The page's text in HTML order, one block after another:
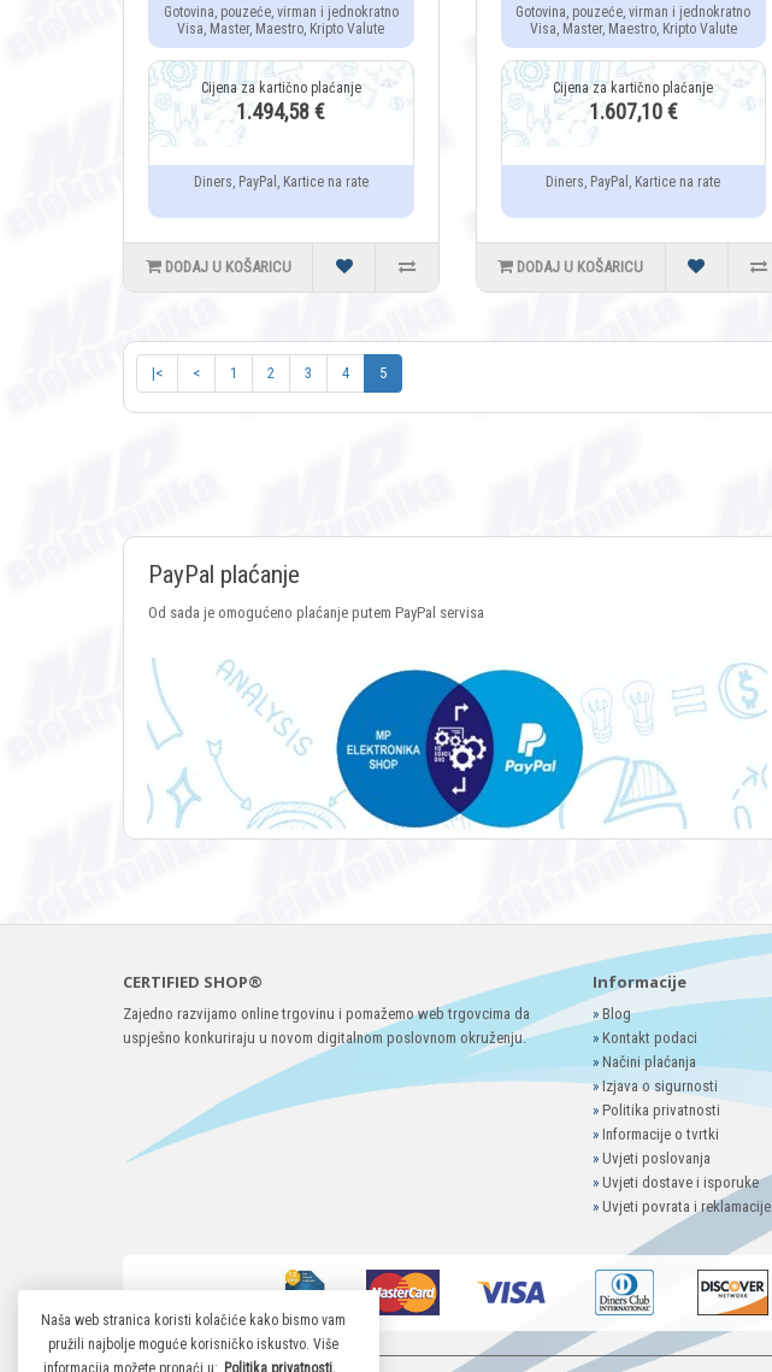
Gotovina, pouzeće, virman i jednokratno
Visa, Master, Maestro, Kripto Valute
1.494,58 €
Diners, PayPal, Kartice na rate
DODAJ U KOŠARICU
Gotovina, pouzeće, virman i jednokratno
Visa, Master, Maestro, Kripto Valute
1.607,10 €
Diners, PayPal, Kartice na rate
DODAJ U KOŠARICU
|< < 1 2 3 4 5
PayPal plaćanje
Od sada je omogućeno plaćanje putem PayPal servisa
CERTIFIED SHOP®
Zajedno razvijamo online trgovinu i pomažemo web trgovcima da
uspješno konkuriraju u novom digitalnom poslovnom okruženju.
Informacije
» Blog
» Kontakt podaci
» Načini plaćanja
»Izjava o sigurnosti
» Politika privatnosti
» Informacije o tvrtki
» Uvjeti poslovanja
» Uvjeti dostave i isporuke
» Uvjeti povrata i reklamacije
Naša web stranica koristi kolačiće kako bismo vam
pružili najbolje moguće korisničko iskustvo. Više
informacija možete pronaći u: Politika privatnosti.